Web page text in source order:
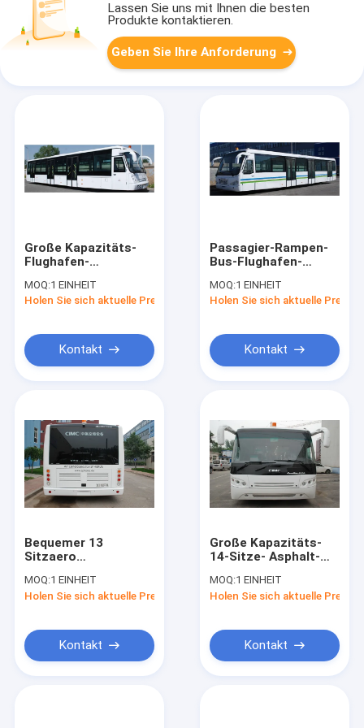
Lassen Sie uns mit Ihnen die besten
Produkte kontaktieren.
Geben Sie Ihre Anforderung
Große Kapazitäts-
Flughafen-
Flughafen Promi
Trainer
MOQ:1 EINHEIT
Holen Sie sich aktuelle Preis
Kontakt
Passagier-Rampen-
Bus-Flughafen-
Gewohnheits-77,
Drehenradius
MOQ:1 EINHEIT
Holen Sie sich aktuelle Preis
Kontakt
Bequemer 13
Sitzaero
Shuttle-Bus-
Drehenradius
MOQ:1 EINHEIT
Holen Sie sich aktuelle Preis
Kontakt
Große Kapazitäts-
14-Sitze- Asphalt-
Limousinen-Bus-
Radstand 7100mm
MOQ:1 EINHEIT
Holen Sie sich aktuelle Preis
Kontakt